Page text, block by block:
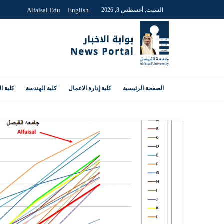
السبت, أغسطس 8, 2026 English
Alfaisal.edu
الصفحة الرئيسية كلية إدارة الاعمال كلية الهندسة كلية